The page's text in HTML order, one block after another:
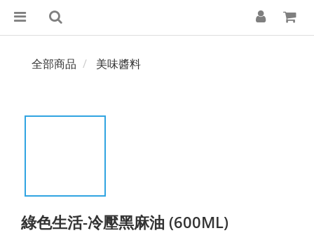
全部商品 美味醬料
綠色生活-冷壓黑麻油 (600ML)